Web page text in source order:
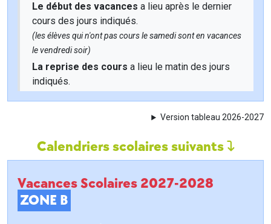
Le début des vacances a lieu après le dernier
cours des jours indiqués.
(les élèves qui n'ont pas cours le samedi sont en vacances
le vendredi soir)
La reprise des cours a lieu le matin des jours
indiqués.
Version tableau 2026-2027
Calendriers scolaires suivants
Vacances Scolaires 2027-2028
ZONE B